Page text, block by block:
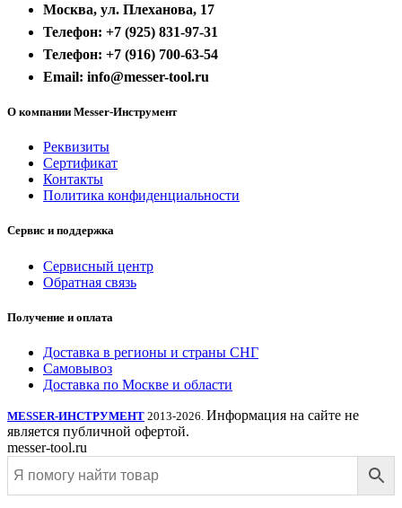
Москва, ул. Плеханова, 17
Телефон: +7 (925) 831-97-31
Телефон: +7 (916) 700-63-54
Email: info@messer-tool.ru
О компании Messer-Инструмент
Реквизиты
Сертификат
Контакты
Политика конфиденциальности
Сервис и поддержка
Сервисный центр
Обратная связь
Получение и оплата
Доставка в регионы и страны СНГ
Самовывоз
Доставка по Москве и области
MESSER-ИНСТРУМЕНТ 2013-2026. Информация на сайте не
является публичной офертой.
messer-tool.ru